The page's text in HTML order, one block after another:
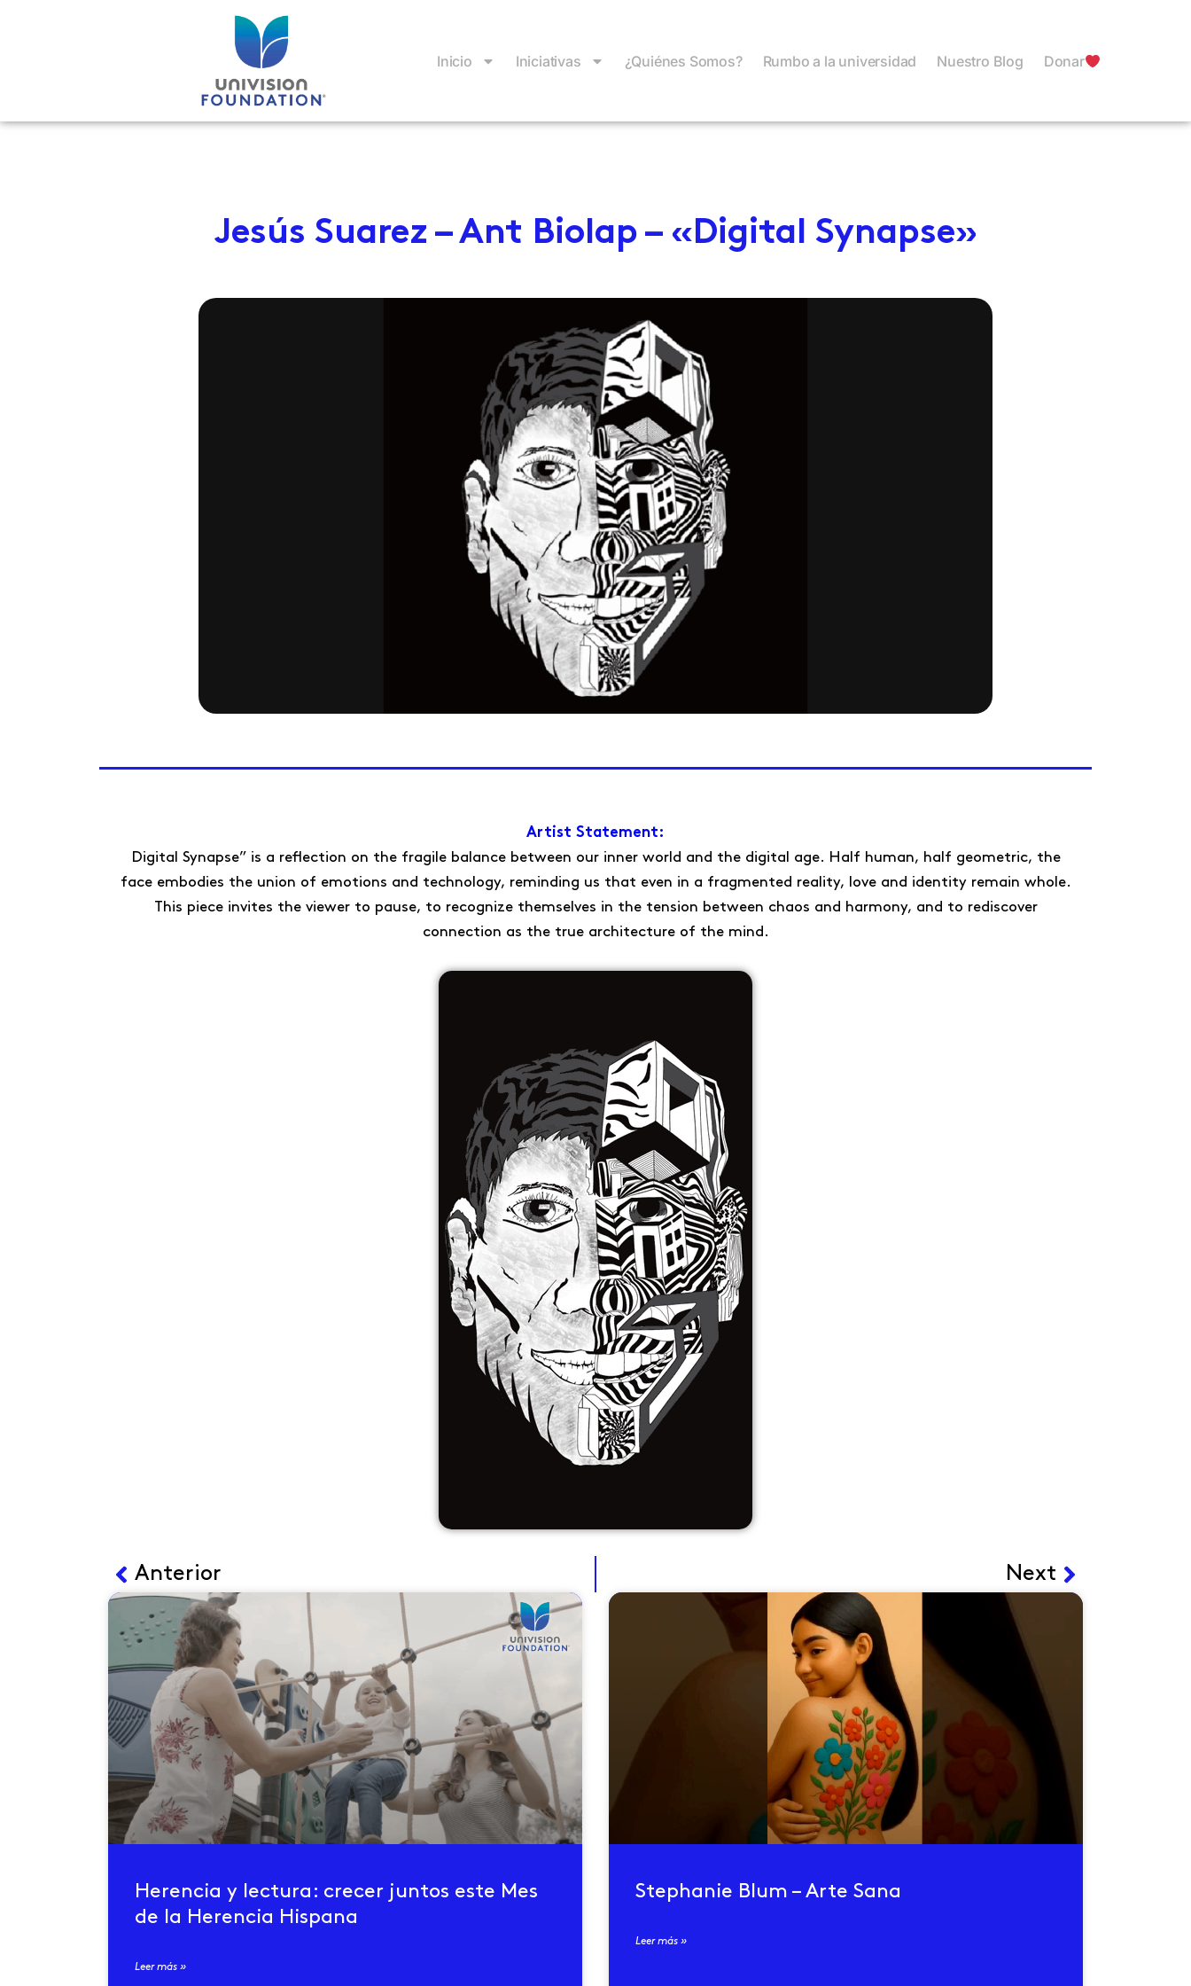
Inicio Iniciativas ¿Quiénes Somos? Rumbo a la universidad Nuestro Blog Donar
Jesús Suarez – Ant Biolap – «Digital Synapse»
Artist Statement:
Digital Synapse” is a reflection on the fragile balance between our inner world and the digital age. Half human, half geometric, the
face embodies the union of emotions and technology, reminding us that even in a fragmented reality, love and identity remain whole.
This piece invites the viewer to pause, to recognize themselves in the tension between chaos and harmony, and to rediscover
connection as the true architecture of the mind.
AntAnterior Next Siguiente
Herencia y lectura: crecer juntos este Mes
de la Herencia Hispana
Leer más »
Stephanie Blum – Arte Sana
Leer más »